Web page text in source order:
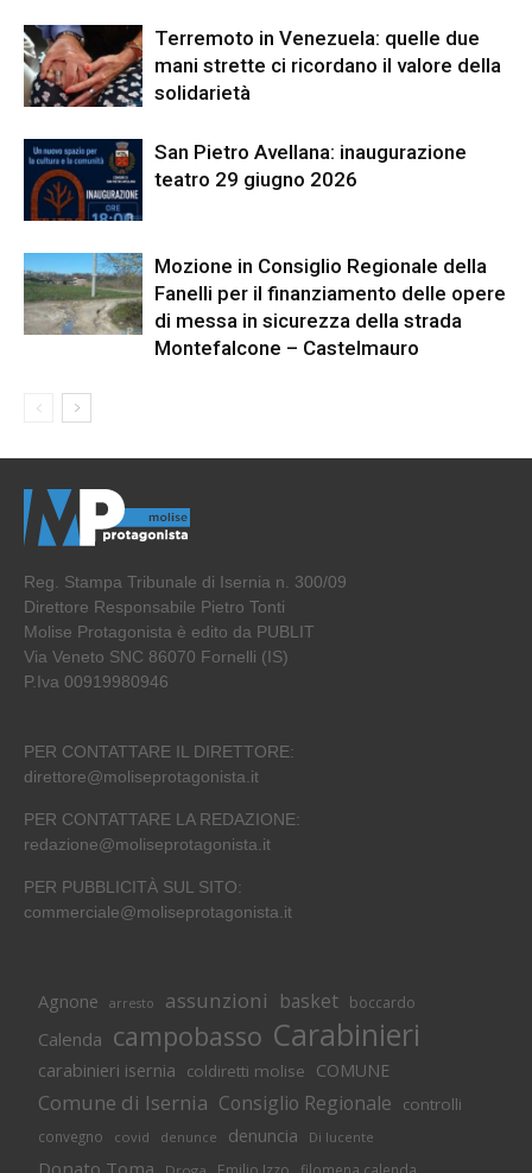
Terremoto in Venezuela: quelle due
mani strette ci ricordano il valore della
solidarietà
San Pietro Avellana: inaugurazione
teatro 29 giugno 2026
Mozione in Consiglio Regionale della
Fanelli per il finanziamento delle opere
di messa in sicurezza della strada
Montefalcone – Castelmauro
Reg. Stampa Tribunale di Isernia n. 300/09
Direttore Responsabile Pietro Tonti
Molise Protagonista è edito da PUBLIT
Via Veneto SNC 86070 Fornelli (IS)
P.Iva 00919980946
PER CONTATTARE IL DIRETTORE:
direttore@moliseprotagonista.it
PER CONTATTARE LA REDAZIONE:
redazione@moliseprotagonista.it
PER PUBBLICITÀ SUL SITO:
commerciale@moliseprotagonista.it
Agnone arresto assunzioni basket boccardo
Calenda campobasso Carabinieri
carabinieri isernia coldiretti molise COMUNE
Comune di Isernia Consiglio Regionale controlli
convegno covid denunce denuncia Di lucente
Donato Toma